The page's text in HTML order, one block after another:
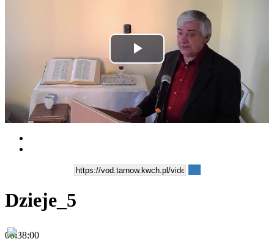
Play
Video
Dzieje_5
00:38:00